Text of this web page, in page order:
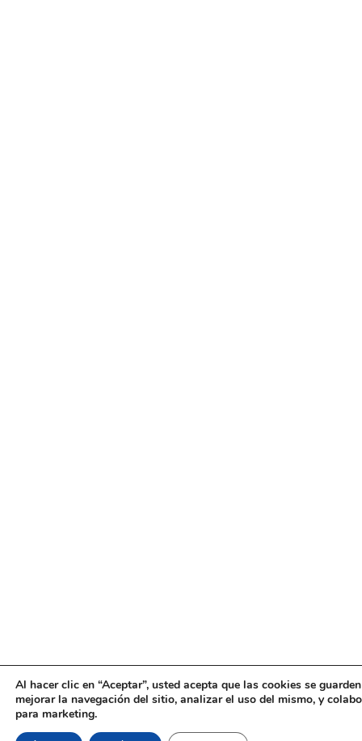
Al hacer clic en “Aceptar”, usted acepta que las cookies se
mejorar la navegación del sitio, analizar el uso del mismo, y
para marketing.